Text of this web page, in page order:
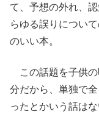
て、予想の外れ、
らゆる誤りについ
のいい本。
この話題を子供の
分だから、単独で
ったとかいう話は